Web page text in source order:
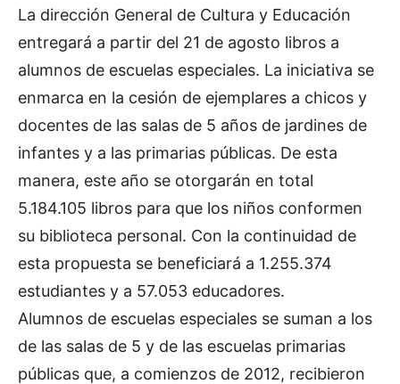
La dirección General de Cultura y Educación
entregará a partir del 21 de agosto libros a
alumnos de escuelas especiales. La iniciativa se
enmarca en la cesión de ejemplares a chicos y
docentes de las salas de 5 años de jardines de
infantes y a las primarias públicas. De esta
manera, este año se otorgarán en total
5.184.105 libros para que los niños conformen
su biblioteca personal. Con la continuidad de
esta propuesta se beneficiará a 1.255.374
estudiantes y a 57.053 educadores.
Alumnos de escuelas especiales se suman a los
de las salas de 5 y de las escuelas primarias
públicas que, a comienzos de 2012, recibieron